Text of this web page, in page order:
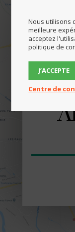
Nous utilisons
meilleure
acceptez
politique de
J’ACCEPTE
Centre de